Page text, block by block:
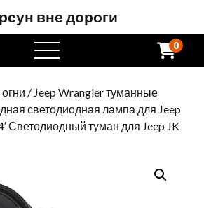
вне дороги
Открытое
меню
0
/ Jeep Wrangler туманные
светодиодная лампа для Jeep
Светодиодный туман для Jeep JK